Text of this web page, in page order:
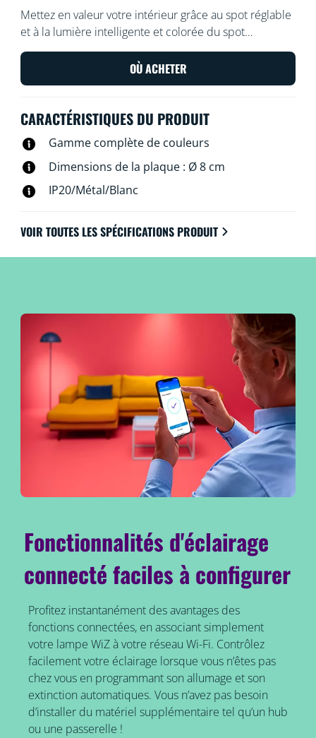
Mettez en valeur votre intérieur grâce au spot réglable
et à la lumière intelligente et colorée du spot
encastrable intelligent WiZ Imageo blanc. Utilisez votre
système Wi-Fi actuel pour le contrôler depuis
l'application WiZ ou avec votre voix.
OÙ ACHETER
CARACTÉRISTIQUES DU PRODUIT
Gamme complète de couleurs
Dimensions de la plaque : Ø 8 cm
IP20/Métal/Blanc
VOIR TOUTES LES SPÉCIFICATIONS PRODUIT
Fonctionnalités d'éclairage
connecté faciles à configurer
Profitez instantanément des avantages des
fonctions connectées, en associant simplement
votre lampe WiZ à votre réseau Wi-Fi. Contrôlez
facilement votre éclairage lorsque vous n’êtes pas
chez vous en programmant son allumage et son
extinction automatiques. Vous n’avez pas besoin
d’installer du matériel supplémentaire tel qu’un hub
ou une passerelle !